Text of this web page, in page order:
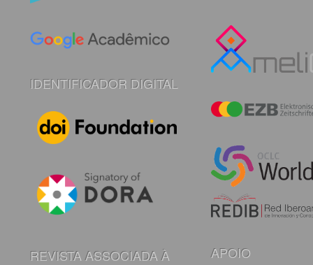
IDENTIFICADOR DIGITAL
REVISTA ASSOCIADA À APOIO